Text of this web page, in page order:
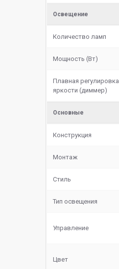
Освещение
Количество ламп
Мощность (Вт)
Плавная регулировка
яркости (диммер)
Основные
Конструкция
Монтаж
Стиль
Тип освещения
Управление
Цвет